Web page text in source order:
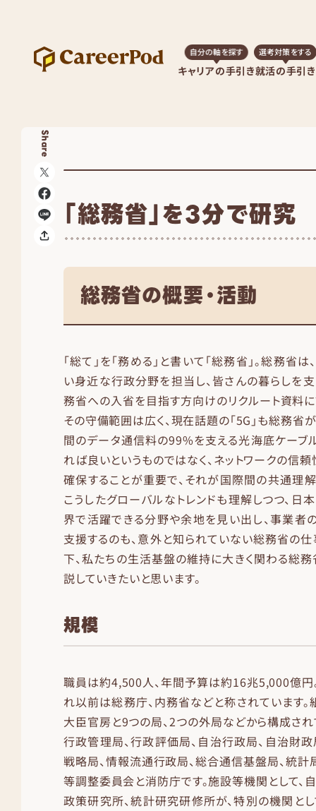
キャリアの手引き
自分の軸を探す
就活の手引き
選考対策をする
Share
「総務省」を3分で研究
総務省の概要・活動
「総て」を「務める」と書いて「総務省」。総務省
い身近な行政分野を担当し、皆さんの暮らしを
務省への入省を目指す方向けのリクルート資料
その守備範囲は広く、現在話題の「5G」も総務省
間のデータ通信料の99%を支える光海底ケーブ
れば良いというものではなく、ネットワークの信
確保することが重要で、それが国際間の共通理
こうしたグローバルなトレンドも理解しつつ、
界で活躍できる分野や余地を見い出し、事業者
支援するのも、意外と知られていない総務省の
下、私たちの生活基盤の維持に大きく関わる総
説していきたいと思います。
規模
職員は約4,500人、年間予算は約16兆5,000億円
れ以前は総務庁、内務省などと称されています
大臣官房と9つの局、2つの外局などから構成され
行政管理局、行政評価局、自治行政局、自治財
戦略局、情報流通行政局、総合通信基盤局、統計
等調整委員会と消防庁です。施設等機関として
政策研究所、統計研究研修所が、特別の機関と